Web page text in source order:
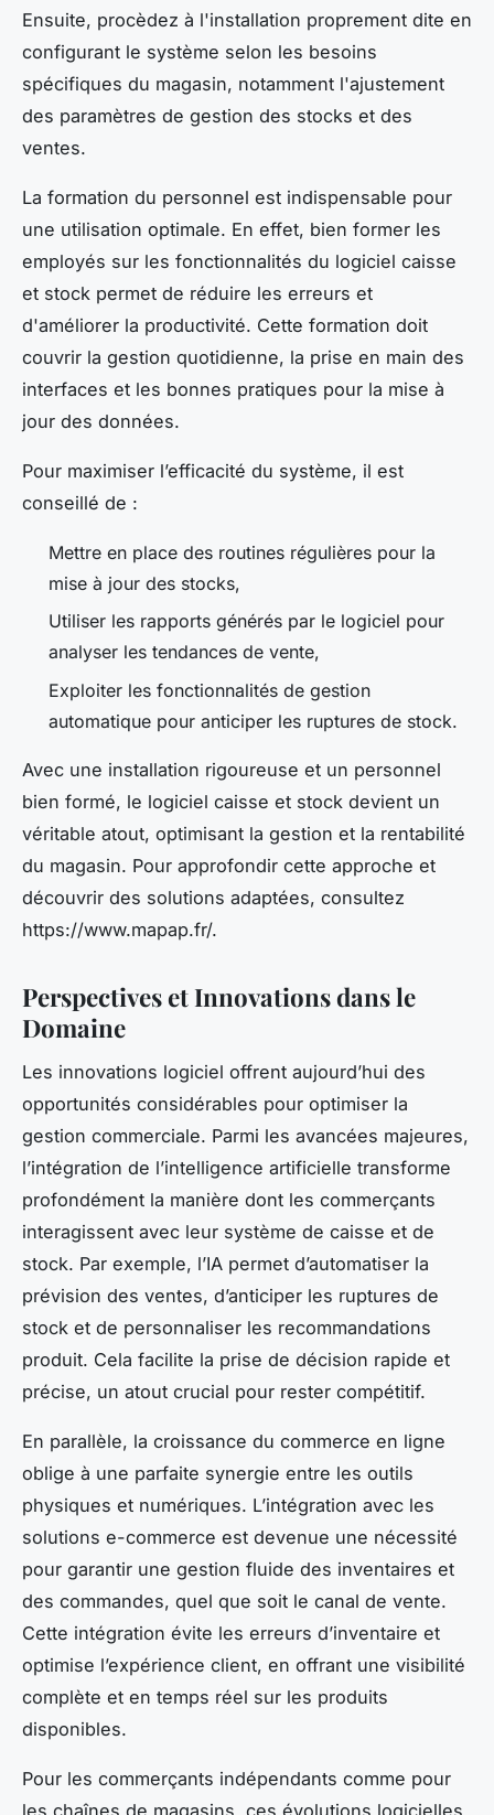
Ensuite, procèdez à l'installation proprement dite en
configurant le système selon les besoins
spécifiques du magasin, notamment l'ajustement
des paramètres de gestion des stocks et des
ventes.
La formation du personnel est indispensable pour
une utilisation optimale. En effet, bien former les
employés sur les fonctionnalités du logiciel caisse
et stock permet de réduire les erreurs et
d'améliorer la productivité. Cette formation doit
couvrir la gestion quotidienne, la prise en main des
interfaces et les bonnes pratiques pour la mise à
jour des données.
Pour maximiser l’efficacité du système, il est
conseillé de :
Mettre en place des routines régulières pour la
mise à jour des stocks,
Utiliser les rapports générés par le logiciel pour
analyser les tendances de vente,
Exploiter les fonctionnalités de gestion
automatique pour anticiper les ruptures de stock.
Avec une installation rigoureuse et un personnel
bien formé, le logiciel caisse et stock devient un
véritable atout, optimisant la gestion et la rentabilité
du magasin. Pour approfondir cette approche et
découvrir des solutions adaptées, consultez
https://www.mapap.fr/.
Perspectives et Innovations dans le
Domaine
Les innovations logiciel offrent aujourd’hui des
opportunités considérables pour optimiser la
gestion commerciale. Parmi les avancées majeures,
l’intégration de l’intelligence artificielle transforme
profondément la manière dont les commerçants
interagissent avec leur système de caisse et de
stock. Par exemple, l’IA permet d’automatiser la
prévision des ventes, d’anticiper les ruptures de
stock et de personnaliser les recommandations
produit. Cela facilite la prise de décision rapide et
précise, un atout crucial pour rester compétitif.
En parallèle, la croissance du commerce en ligne
oblige à une parfaite synergie entre les outils
physiques et numériques. L’intégration avec les
solutions e-commerce est devenue une nécessité
pour garantir une gestion fluide des inventaires et
des commandes, quel que soit le canal de vente.
Cette intégration évite les erreurs d’inventaire et
optimise l’expérience client, en offrant une visibilité
complète et en temps réel sur les produits
disponibles.
Pour les commerçants indépendants comme pour